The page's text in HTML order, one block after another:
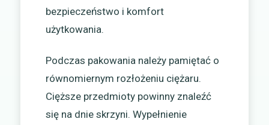
bezpieczeństwo i komfort
użytkowania.
Podczas pakowania należy pamiętać o
równomiernym rozłożeniu ciężaru.
Cięższe przedmioty powinny znaleźć
się na dnie skrzyni. Wypełnienie